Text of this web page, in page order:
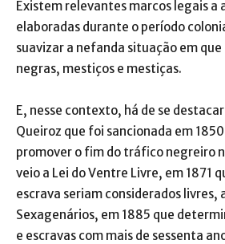
Existem relevantes marcos legais a
elaboradas durante o período
suavizar a nefanda situação em
negras, mestiços e mestiças.
E, nesse contexto, há de se
Queiroz que foi sancionada em
promover o fim do tráfico negreiro
veio a Lei do Ventre Livre, em 1871
escrava seriam considerados livres,
Sexagenários, em 1885 que
e escravas com mais de sessenta